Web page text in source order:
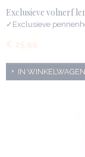
Exclusieve volnerf
✓Exclusieve
€ 25,99
IN WINKELWAGEN